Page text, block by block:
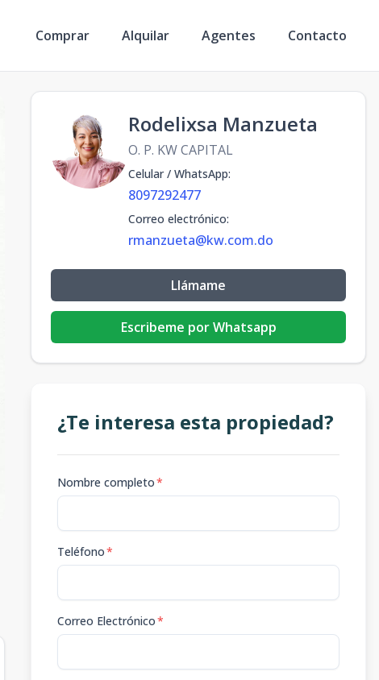
Comprar Alquilar Agentes Contacto
Rodelixsa Manzueta
O. P. KW CAPITAL
Celular / WhatsApp:
8097292477
Correo electrónico:
rmanzueta@kw.com.do
Llámame
Escribeme por Whatsapp
¿Te interesa esta propiedad?
Nombre completo*
Teléfono*
Correo Electrónico*